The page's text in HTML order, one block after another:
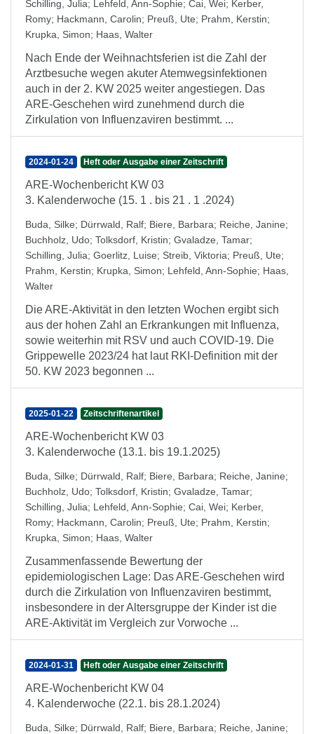
Schilling, Julia; Lehfeld, Ann-Sophie; Cai, Wei; Kerber,
Romy; Hackmann, Carolin; Preuß, Ute; Prahm, Kerstin;
Krupka, Simon; Haas, Walter
Nach Ende der Weihnachtsferien ist die Zahl der
Arztbesuche wegen akuter Atemwegsinfektionen
auch in der 2. KW 2025 weiter angestiegen. Das
ARE-Geschehen wird zunehmend durch die
Zirkulation von Influenzaviren bestimmt. ...
2024-01-24 Heft oder Ausgabe einer Zeitschrift
ARE-Wochenbericht KW 03
3. Kalenderwoche (15. 1 . bis 21 . 1 .2024)
Buda, Silke; Dürrwald, Ralf; Biere, Barbara; Reiche, Janine;
Buchholz, Udo; Tolksdorf, Kristin; Gvaladze, Tamar;
Schilling, Julia; Goerlitz, Luise; Streib, Viktoria; Preuß, Ute;
Prahm, Kerstin; Krupka, Simon; Lehfeld, Ann-Sophie; Haas,
Walter
Die ARE-Aktivität in den letzten Wochen ergibt sich
aus der hohen Zahl an Erkrankungen mit Influenza,
sowie weiterhin mit RSV und auch COVID-19. Die
Grippewelle 2023/24 hat laut RKI-Definition mit der
50. KW 2023 begonnen ...
2025-01-22 Zeitschriftenartikel
ARE-Wochenbericht KW 03
3. Kalenderwoche (13.1. bis 19.1.2025)
Buda, Silke; Dürrwald, Ralf; Biere, Barbara; Reiche, Janine;
Buchholz, Udo; Tolksdorf, Kristin; Gvaladze, Tamar;
Schilling, Julia; Lehfeld, Ann-Sophie; Cai, Wei; Kerber,
Romy; Hackmann, Carolin; Preuß, Ute; Prahm, Kerstin;
Krupka, Simon; Haas, Walter
Zusammenfassende Bewertung der
epidemiologischen Lage: Das ARE-Geschehen wird
durch die Zirkulation von Influenzaviren bestimmt,
insbesondere in der Altersgruppe der Kinder ist die
ARE-Aktivität im Vergleich zur Vorwoche ...
2024-01-31 Heft oder Ausgabe einer Zeitschrift
ARE-Wochenbericht KW 04
4. Kalenderwoche (22.1. bis 28.1.2024)
Buda, Silke; Dürrwald, Ralf; Biere, Barbara; Reiche, Janine;